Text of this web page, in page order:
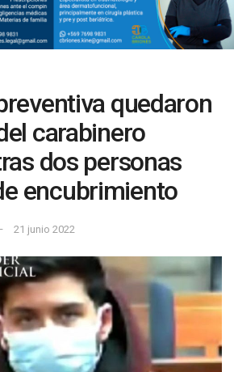
quedaron
carabinero
dos personas
encubrimiento
21 junio 2022